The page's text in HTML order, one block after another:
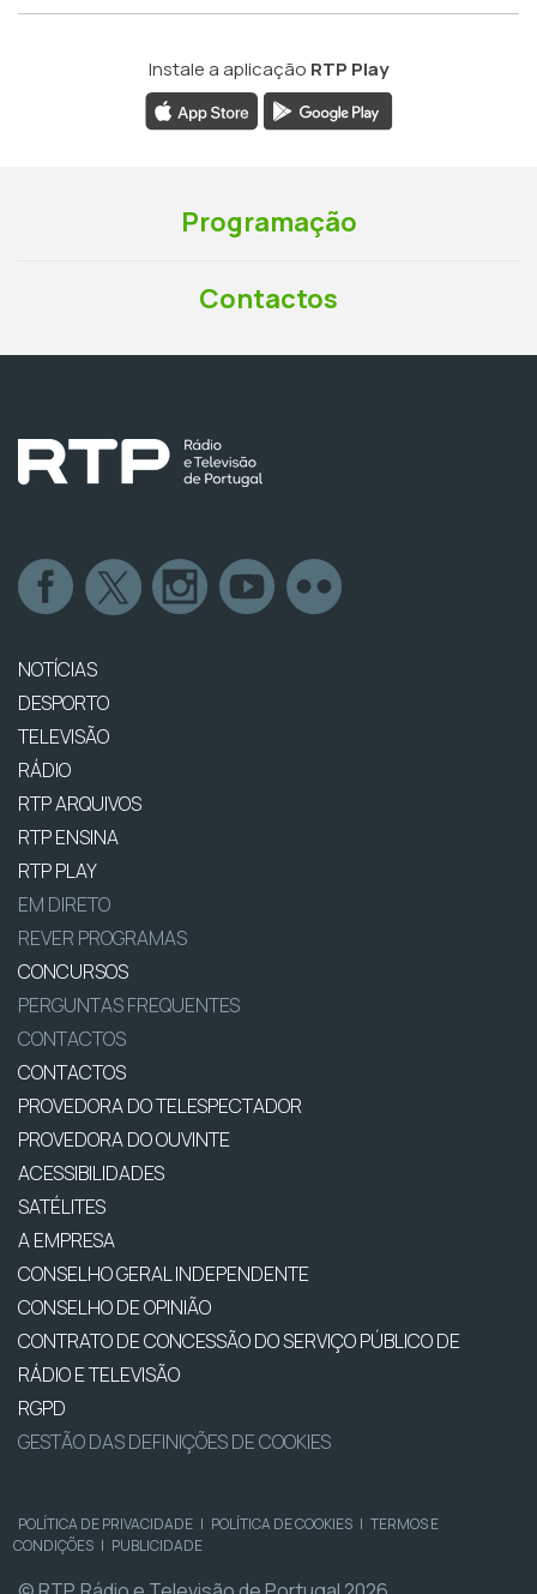
Instale a aplicação RTP Play
Programação
Contactos
NOTÍCIAS
DESPORTO
TELEVISÃO
RÁDIO
RTP ARQUIVOS
RTP ENSINA
RTP PLAY
EM DIRETO
REVER PROGRAMAS
CONCURSOS
PERGUNTAS FREQUENTES
CONTACTOS
CONTACTOS
PROVEDORA DO TELESPECTADOR
PROVEDORA DO OUVINTE
ACESSIBILIDADES
SATÉLITES
A EMPRESA
CONSELHO GERAL INDEPENDENTE
CONSELHO DE OPINIÃO
CONTRATO DE CONCESSÃO DO SERVIÇO PÚBLICO DE
RÁDIO E TELEVISÃO
RGPD
GESTÃO DAS DEFINIÇÕES DE COOKIES
POLÍTICA DE PRIVACIDADE | POLÍTICA DE COOKIES | TERMOS E
CONDIÇÕES | PUBLICIDADE